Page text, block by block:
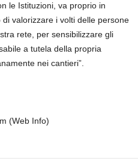
le Istituzioni, va proprio in
valorizzare i volti delle persone
rete, per sensibilizzare gli
a tutela della propria
nei cantieri”.
(Web Info)